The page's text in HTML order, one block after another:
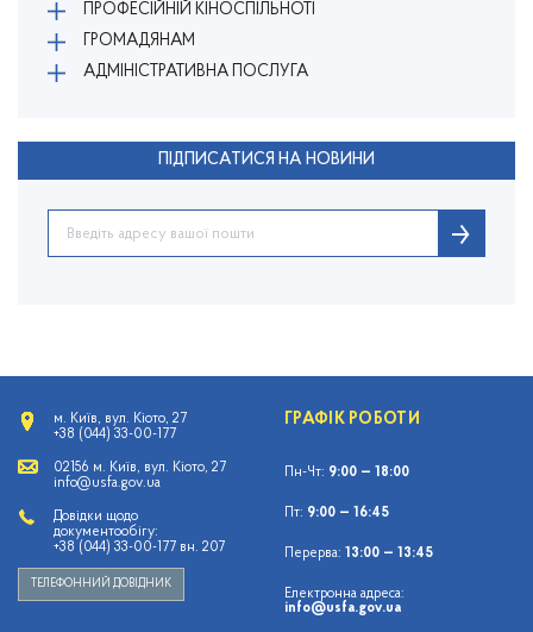
ПРОФЕСІЙНІЙ КІНОСПІЛЬНОТІ
ГРОМАДЯНАМ
АДМІНІСТРАТИВНА ПОСЛУГА
ПІДПИСАТИСЯ НА НОВИНИ
м. Київ, вул. Кіото, 27
+38 (044) 33-00-177
02156 м. Київ, вул. Кіото, 27
info@usfa.gov.ua
Довідки щодо
документообігу:
+38 (044) 33-00-177 вн. 207
ТЕЛЕФОННИЙ ДОВІДНИК
ГРАФІК РОБОТИ
Пн-Чт: 9:00 — 18:00
Пт: 9:00 — 16:45
Перерва: 13:00 — 13:45
Електронна адреса:
info@usfa.gov.ua